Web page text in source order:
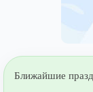
Ближайшие